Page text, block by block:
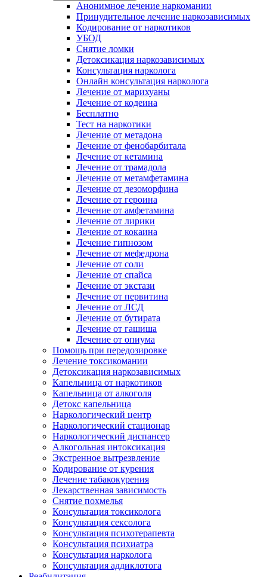
Анонимное лечение наркомании
Принудительное лечение наркозависимых
Кодирование от наркотиков
УБОД
Снятие ломки
Детоксикация наркозависимых
Консультация нарколога
Онлайн консультация нарколога
Лечение от марихуаны
Лечение от кодеина
Бесплатно
Тест на наркотики
Лечение от метадона
Лечение от фенобарбитала
Лечение от кетамина
Лечение от трамадола
Лечение от метамфетамина
Лечение от дезоморфина
Лечение от героина
Лечение от амфетамина
Лечение от лирики
Лечение от кокаина
Лечение гипнозом
Лечение от мефедрона
Лечение от соли
Лечение от спайса
Лечение от экстази
Лечение от первитина
Лечение от ЛСД
Лечение от бутирата
Лечение от гашиша
Лечение от опиума
Помощь при передозировке
Лечение токсикомании
Детоксикация наркозависимых
Капельница от наркотиков
Капельница от алкоголя
Детокс капельница
Наркологический центр
Наркологический стационар
Наркологический диспансер
Алкогольная интоксикация
Экстренное вытрезвление
Кодирование от курения
Лечение табакокурения
Лекарственная зависимость
Снятие похмелья
Консультация токсиколога
Консультация сексолога
Консультация психотерапевта
Консультация психиатра
Консультация нарколога
Консультация аддиклотога